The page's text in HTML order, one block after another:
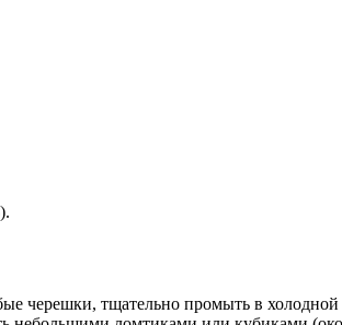
черешки, тщательно промыть в